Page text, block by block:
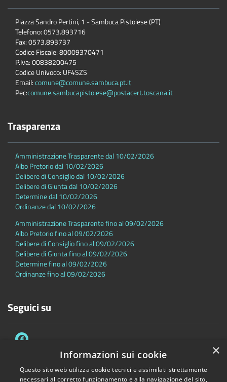
Piazza Sandro Pertini, 1 - Sambuca Pistoiese (PT)
Telefono: 0573.893716
Fax: 0573.893737
Codice Fiscale: 80009370471
P.Iva: 00838200475
Codice Univoco: UF4SZS
Email:comune@comune.sambuca.pt.it
Pec:comune.sambucapistoiese@postacert.toscana.it
Trasparenza
Amministrazione Trasparente dal 10/02/2026
Albo Pretorio dal 10/02/2026
Delibere di Consiglio dal 10/02/2026
Delibere di Giunta dal 10/02/2026
Determine dal 10/02/2026
Ordinanze dal 10/02/2026
Amministrazione Trasparente fino al 09/02/2026
Albo Pretorio fino al 09/02/2026
Delibere di Consiglio fino al 09/02/2026
Delibere di Giunta fino al 09/02/2026
Determine fino al 09/02/2026
Ordinanze fino al 09/02/2026
Seguici su
×
Informazioni sui cookie
Questo sito web utilizza cookie tecnici e assimilati strettamente
necessari al corretto funzionamento e alla navigazione del sito,